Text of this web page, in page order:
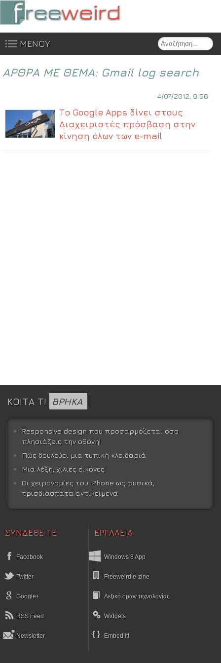
Search
ΜΕΝΟΥ
Skip to content
ΑΡΘΡΑ ΜΕ ΘΕΜΑ: Gmail log search
4/07/2012, 9:56
Το Google Apps δίνει στους
Διαχειριστές πρόσβαση στην
κίνηση όλων των e-mail
ΚΟΙΤΑ ΤΙ ΒΡΗΚΑ
Responsive design που προσαρμόζεται όσο
πλησιάζεις την οθόνη!
Πώς δουλεύει μια τυπική κλειδαριά
Μια λέξη, χίλιες εικόνες
Οι χειρονομίες του iPhone ως φυσικά,
τρισδιάστατα αντικείμενα
ΣΥΝΔΕΘΕΙΤΕ
Facebook
Twitter
Google+
RSS Feed
Newsletter
ΕΡΓΑΛΕΙΑ
Windows 8 App
Freeweird e-zine
Λεξικό όρων τεχνολογίας
Widgets
Embed it!